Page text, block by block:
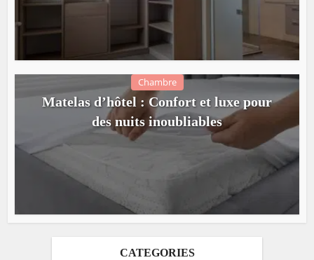
Chambre
Matelas d’hôtel : Confort et luxe pour
des nuits inoubliables
CATEGORIES